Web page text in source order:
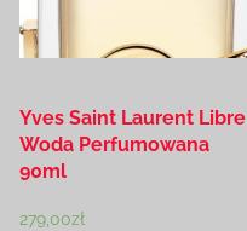
Yves Saint Laurent Libre
Woda Perfumowana
90ml
279,00zł